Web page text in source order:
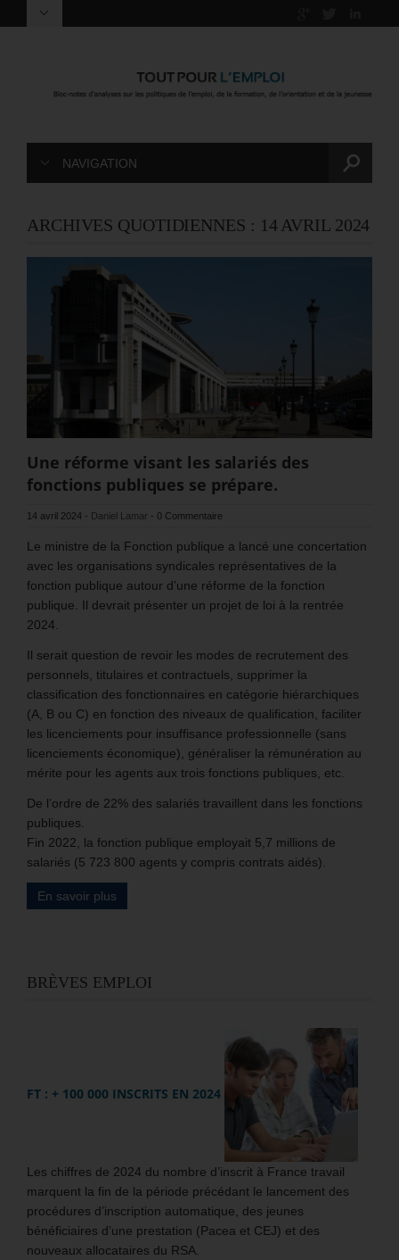
NAVIGATION
ARCHIVES QUOTIDIENNES : 14 AVRIL 2024
Une réforme visant les salariés des
fonctions publiques se prépare.
14 avril 2024 - Daniel Lamar - 0 Commentaire
Le ministre de la Fonction publique a lancé une concertation
avec les organisations syndicales représentatives de la
fonction publique autour d’une réforme de la fonction
publique. Il devrait présenter un projet de loi à la rentrée
2024.
Il serait question de revoir les modes de recrutement des
personnels, titulaires et contractuels, supprimer la
classification des fonctionnaires en catégorie hiérarchiques
(A, B ou C) en fonction des niveaux de qualification, faciliter
les licenciements pour insuffisance professionnelle (sans
licenciements économique), généraliser la rémunération au
mérite pour les agents aux trois fonctions publiques, etc.
De l’ordre de 22% des salariés travaillent dans les fonctions
publiques.
Fin 2022, la fonction publique employait 5,7 millions de
salariés (5 723 800 agents y compris contrats aidés).
En savoir plus
BRÈVES EMPLOI
FT : + 100 000 INSCRITS EN 2024
Les chiffres de 2024 du nombre d’inscrit à France travail
marquent la fin de la période précédant le lancement des
procédures d’inscription automatique, des jeunes
bénéficiaires d’une prestation (Pacea et CEJ) et des
nouveaux allocataires du RSA.